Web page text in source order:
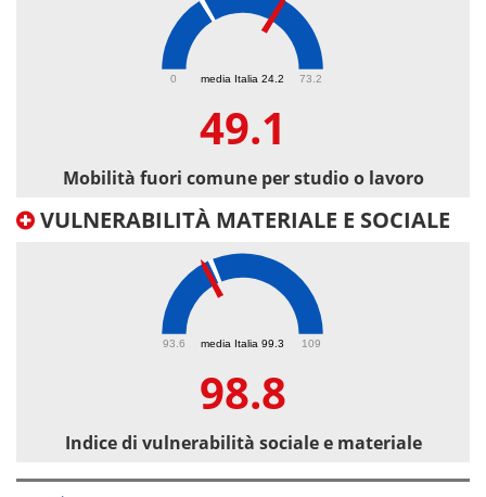
media Italia 24.2
0 73.2
49.1
Mobilità fuori comune per studio o lavoro
VULNERABILITÀ MATERIALE E SOCIALE
media Italia 99.3
93.6 109
98.8
Indice di vulnerabilità sociale e materiale